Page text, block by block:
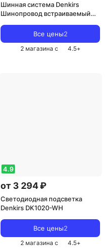
Шинная система Denkirs
Шинопровод встраиваемый
Все цены2
2 магазина с 4.5+
4.9
от 3 294 ₽
Светодиодная подсветка
Denkirs DK1020-WH
Все цены2
2 магазина с 4.5+